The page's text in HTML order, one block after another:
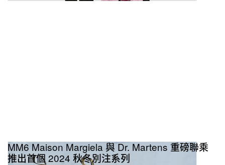
MM6 Maison Margiela 與 Dr. Martens 重磅聯乘
推出首個 2024 秋冬別注系列